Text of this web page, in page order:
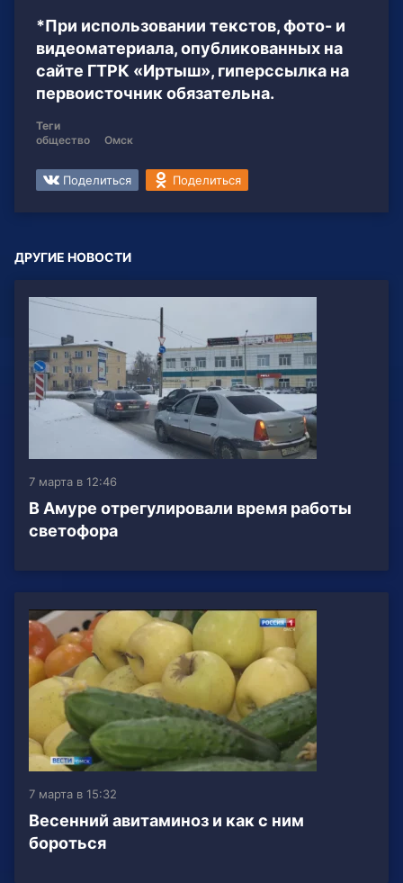
*При использовании текстов, фото- и
видеоматериала, опубликованных на
сайте ГТРК «Иртыш», гиперссылка на
первоисточник обязательна.
Теги
общество
Омск
Поделиться Поделиться
ДРУГИЕ НОВОСТИ
7 марта в 12:46
В Амуре отрегулировали время работы
светофора
7 марта в 15:32
Весенний авитаминоз и как с ним
бороться